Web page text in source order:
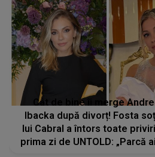
Cât de bine îi merge
Ibacka după divorț! Fosta
lui Cabral a întors toate
prima zi de UNTOLD: „Parcă